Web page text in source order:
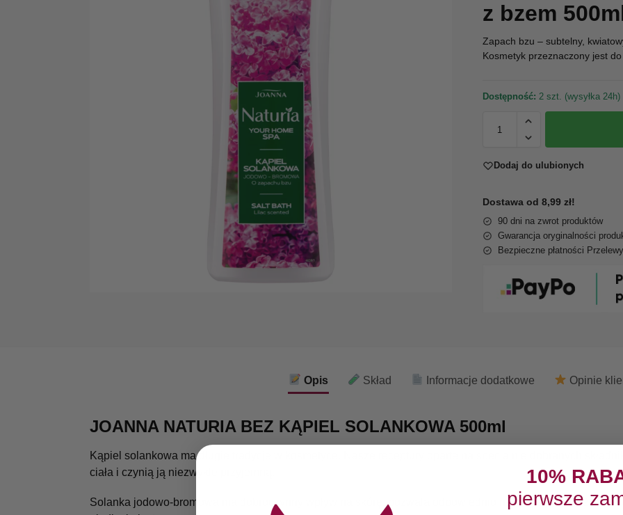
z bzem
Zapach bzu – subtelny,
Kosmetyk przeznaczony jest
Dostępność: 2 szt. (wysyłka 24h)
Dodaj do ulubionych
Dostawa od 8,99 zł!
90 dni na zwrot produktów
Gwarancja oryginalności
Bezpieczne płatności
Opis Skład Informacje dodatkowe Opinie
JOANNA NATURIA BEZ KĄPIEL SOLANKOWA 500ml
Kąpiel solankowa ma długie tradycje w kosmetyce. Nasze receptury oparte na specjalnie dobranych
ciała i czynią ją niezwykle przyjemną.
Solanka jodowo-bromowa ma dobroczynny wpływ na skórę, pozwala odpowiednio nawilżyć ją, a także
10%
pierwsze